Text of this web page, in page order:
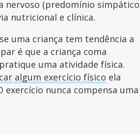
nervoso (predomínio simpático
nutricional e clínica.
uma criança tem tendência a
é que a criança coma
uma atividade física.
algum exercício físico ela
nunca compensa uma